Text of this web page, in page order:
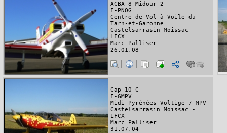
ACBA 8 Midour 2
F-PNOG
Centre de Vol à Voile du
Tarn-et-Garonne
Castelsarrasin Moissac -
LFCX
Marc Palliser
26.01.08
Cap 10 C
F-GMPV
Midi Pyrénées Voltige / MPV
Castelsarrasin Moissac -
LFCX
Marc Palliser
31.07.04